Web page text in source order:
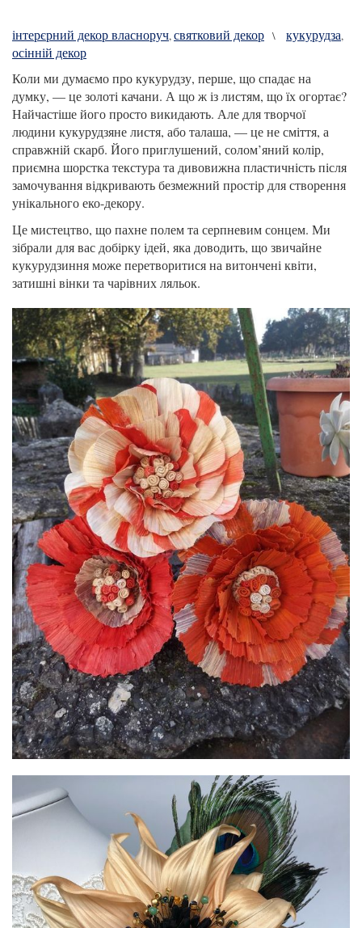
інтерєрний декор власноруч,святковий декор \ кукурудза,
осінній декор
Коли ми думаємо про кукурудзу, перше, що спадає на
думку, — це золоті качани. А що ж із листям, що їх огортає?
Найчастіше його просто викидають. Але для творчої
людини кукурудзяне листя, або талаша, — це не сміття, а
справжній скарб. Його приглушений, солом’яний колір,
приємна шорстка текстура та дивовижна пластичність після
замочування відкривають безмежний простір для створення
унікального еко-декору.
Це мистецтво, що пахне полем та серпневим сонцем. Ми
зібрали для вас добірку ідей, яка доводить, що звичайне
кукурудзиння може перетворитися на витончені квіти,
затишні вінки та чарівних ляльок.